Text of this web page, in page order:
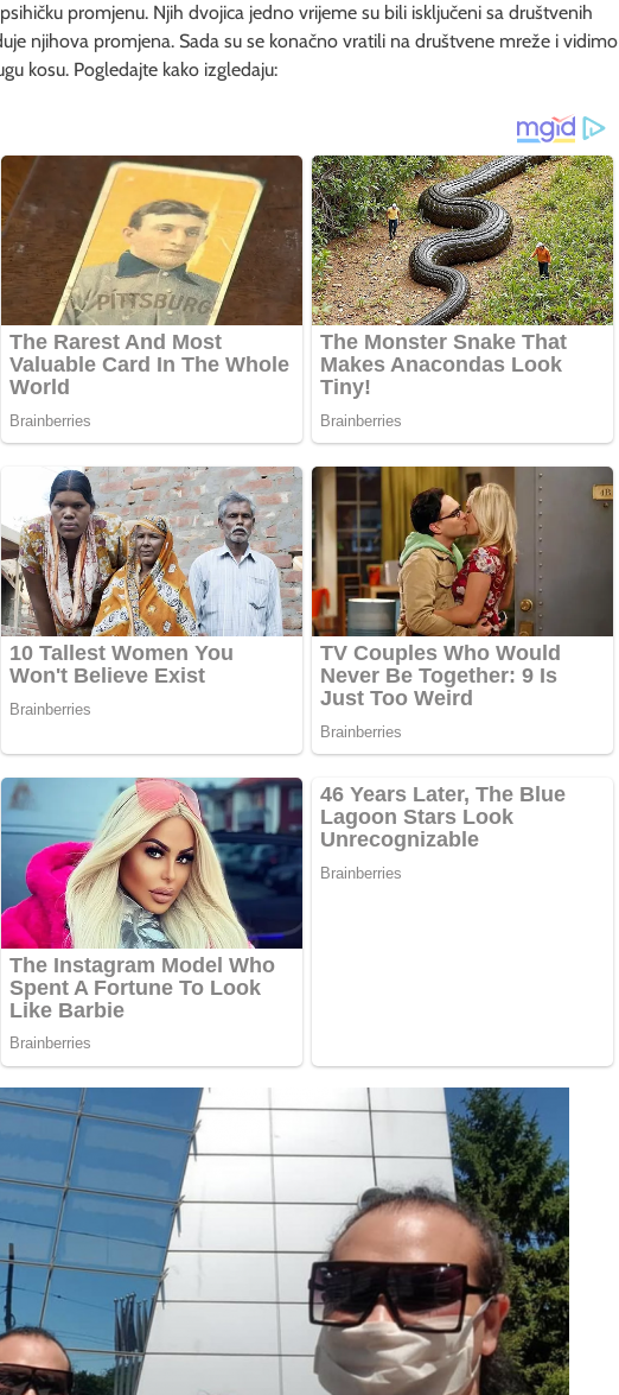
promjenu. Njih dvojica jedno vrijeme su bili isključeni sa društvenih
njihova promjena. Sada su se konačno vratili na društvene mreže i vidimo
kosu. Pogledajte kako izgledaju: